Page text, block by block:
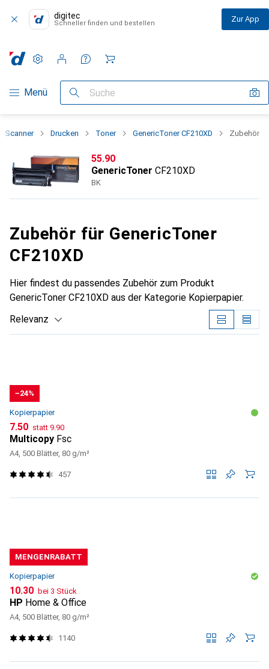
digitec
Schneller finden und bestellen Zur App
Navigation nach Kategorien
Menü Suche
Einstellungen
Kundenkonto
Vergleichslisten
Merklisten
Warenkorb
Scanner Drucken Toner GenericToner CF210XD Zubehör
CHF
55.90
GenericToner CF210XD
BK
Zubehör für GenericToner
CF210XD
Hier findest du passendes Zubehör zum Produkt
GenericToner CF210XD aus der Kategorie Kopierpapier.
Relevanz
−24%
Kopierpapier
CHF
7.50 statt CHF
9.90
Multicopy Fsc
A4, 500 Blätter, 80 g/m²
457
MENGENRABATT
Kopierpapier
CHF
10.30 bei 3 Stück
HP Home & Office
A4, 500 Blätter, 80 g/m²
1140